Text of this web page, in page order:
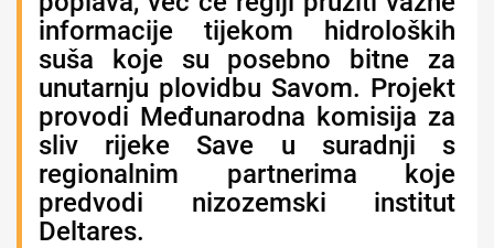
informacije tijekom hidroloških
suša koje su posebno bitne za
unutarnju plovidbu Savom. Projekt
provodi Međunarodna komisija za
sliv rijeke Save u suradnji s
regionalnim partnerima koje
predvodi nizozemski institut
Deltares.